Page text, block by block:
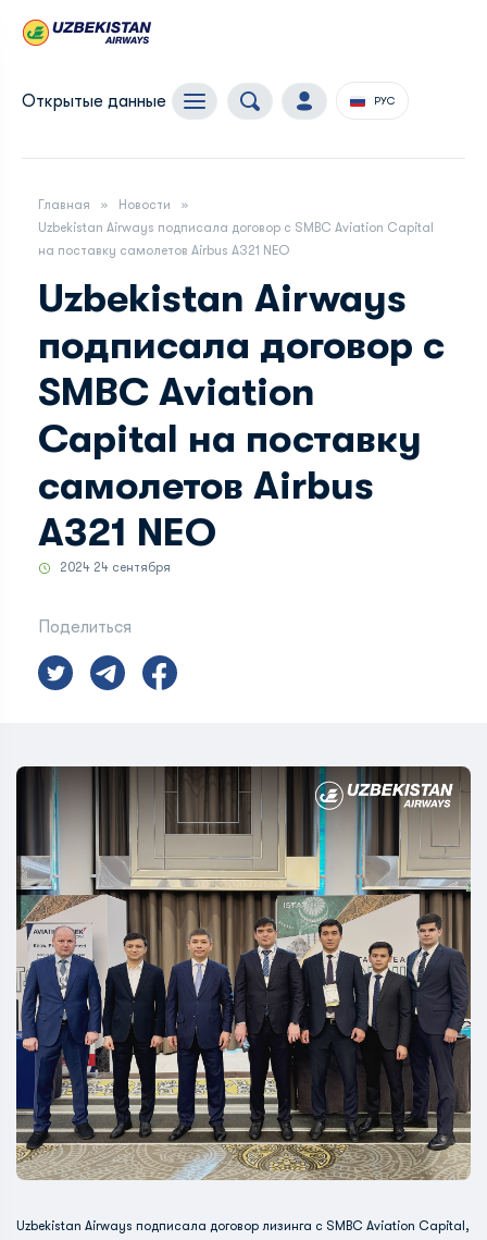
Открытые данные РУС
Главная
Новости
Uzbekistan Airways подписала договор с SMBC Aviation Capital
на поставку самолетов Airbus A321 NEO
Uzbekistan Airways
подписала договор с
SMBC Aviation
Capital на поставку
самолетов Airbus
A321 NEO
2024 24 сентября
Поделиться
Uzbekistan Airways подписала договор лизинга с SMBC Aviation Capital,